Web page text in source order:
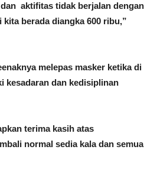
aktifitas tidak berjalan dengan
berada diangka 600 ribu,”
melepas masker ketika di
kesadaran dan kedisiplinan
terima kasih atas
normal sedia kala dan semua